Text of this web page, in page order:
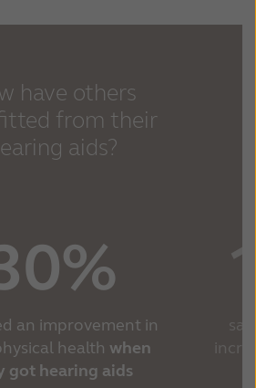
have others
from their
aids?
an improvement in
health when
got hearing aids